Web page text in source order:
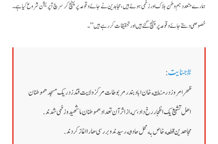
ہمارے متعدد ہم وطن ہلاک اور زخمی ہوئےہیں،مجاہدین نے جائے وقوعہ پر پہنچ کر سرچ آپریشن شروع کیاہے۔
خصوصی دستے جائے وقوعہ پر پہنچ گئے ہیں اور تحقیقات کر رہے ہیں”۔
#جنایت:
ظهر امروز در منطقه خان اباد بندر مربوطات مرکز ولایت قندز در یک مسجد هموطنان
اهل تشیع یک انفجار رخ داد، که از اثر آن تعداد هموطنان ما شهید و زخمی شدند.
مجاهدین قطعه خاص به محل حادثه رسیدند و بر رسی ها را اغاز کردند.